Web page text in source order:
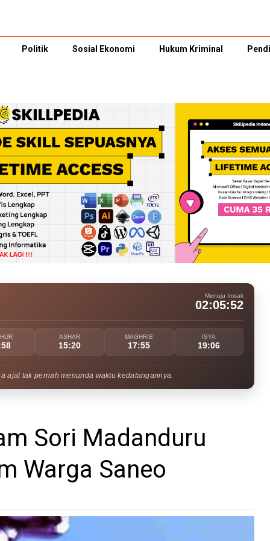
Politik Sosial Ekonomi Hukum Kriminal
Menuju Imsak
02:05:51
ASHAR
15:20
MAGHRIB
17:55
ISYA
19:06
ajal tak pernah menunda waktu kedatangannya.
Sori Madanduru
Warga Saneo